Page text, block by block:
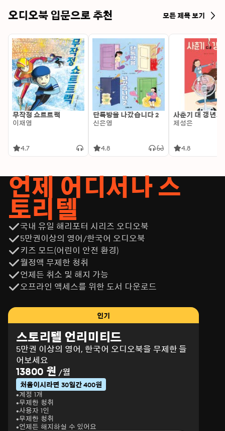
오디오북 입문으로 추천 모든 제목 보기
무작정 쇼트트랙
이재영
4.7
단톡방을 나갔습니다 2
신은영
4.8
사춘기 대 갱년기
제성은
4.8
언제 어디서나 스
토리텔
국내 유일 해리포터 시리즈 오디오북
5만권이상의 영어/한국어 오디오북
키즈 모드(어린이 안전 환경)
월정액 무제한 청취
언제든 취소 및 해지 가능
오프라인 액세스를 위한 도서 다운로드
인기
스토리텔 언리미티드
5만권 이상의 영어, 한국어 오디오북을 무제한 들
어보세요
13800 원 /월
처음이시라면 30일간 400원
계정 1개
무제한 청취
사용자 1인
무제한 청취
언제든 해지하실 수 있어요